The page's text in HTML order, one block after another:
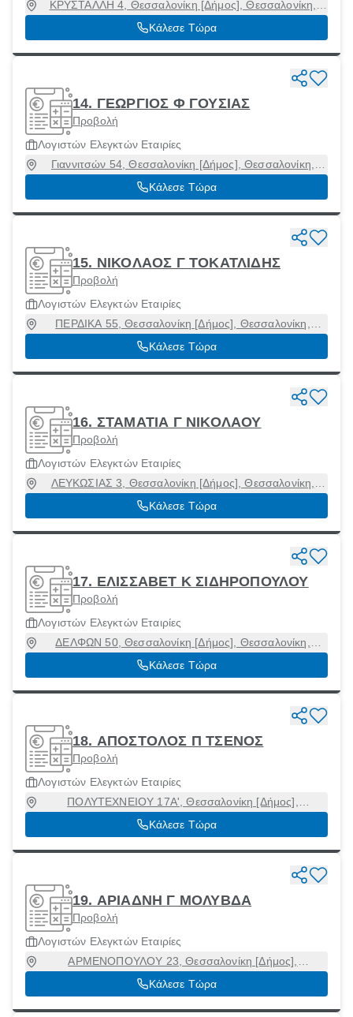
ΚΡΥΣΤΑΛΛΗ 4, Θεσσαλονίκη [Δήμος], Θεσσαλονίκη,
54630
Κάλεσε Τώρα
14. ΓΕΩΡΓΙΟΣ Φ ΓΟΥΣΙΑΣ
Προβολή
Λογιστών Ελεγκτών Εταιρίες
Γιαννιτσών 54, Θεσσαλονίκη [Δήμος], Θεσσαλονίκη,
54627
Κάλεσε Τώρα
15. ΝΙΚΟΛΑΟΣ Γ ΤΟΚΑΤΛΙΔΗΣ
Προβολή
Λογιστών Ελεγκτών Εταιρίες
ΠΕΡΔΙΚΑ 55, Θεσσαλονίκη [Δήμος], Θεσσαλονίκη,
54639
Κάλεσε Τώρα
16. ΣΤΑΜΑΤΙΑ Γ ΝΙΚΟΛΑΟΥ
Προβολή
Λογιστών Ελεγκτών Εταιρίες
ΛΕΥΚΩΣΙΑΣ 3, Θεσσαλονίκη [Δήμος], Θεσσαλονίκη,
54249
Κάλεσε Τώρα
17. ΕΛΙΣΣΑΒΕΤ Κ ΣΙΔΗΡΟΠΟΥΛΟΥ
Προβολή
Λογιστών Ελεγκτών Εταιρίες
ΔΕΛΦΩΝ 50, Θεσσαλονίκη [Δήμος], Θεσσαλονίκη,
54641
Κάλεσε Τώρα
18. ΑΠΟΣΤΟΛΟΣ Π ΤΣΕΝΟΣ
Προβολή
Λογιστών Ελεγκτών Εταιρίες
ΠΟΛΥΤΕΧΝΕΙΟΥ 17Α', Θεσσαλονίκη [Δήμος],
Θεσσαλονίκη, 54626
Κάλεσε Τώρα
19. ΑΡΙΑΔΝΗ Γ ΜΟΛΥΒΔΑ
Προβολή
Λογιστών Ελεγκτών Εταιρίες
ΑΡΜΕΝΟΠΟΥΛΟΥ 23, Θεσσαλονίκη [Δήμος],
Θεσσαλονίκη, 54635
Κάλεσε Τώρα